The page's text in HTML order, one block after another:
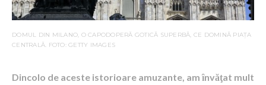
DOMUL DIN MILANO, O CAPODOPERĂ GOTICĂ SUPERBĂ, CE DOMINĂ PIAȚA
CENTRALĂ. FOTO: GETTY IMAGES
Dincolo de aceste istorioare amuzante, am ȋnvăţat mult